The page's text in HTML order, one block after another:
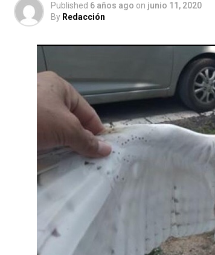
Published 6 años ago on junio 11, 2020
By Redacción